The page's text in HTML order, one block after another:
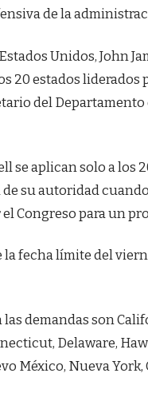
de la
Unidos, John
20 estados
del
se aplican solo a los
su autoridad
Congreso para un
fecha límite del
demandas son
Delaware,
México, Nueva